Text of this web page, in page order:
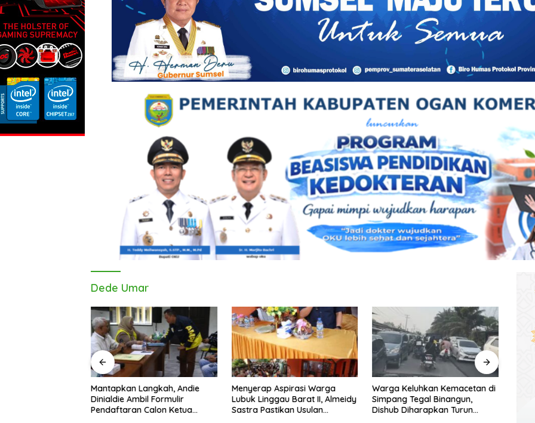
Dede Umar
Mantapkan Langkah, Andie
Dinialdie Ambil Formulir
Pendaftaran Calon Ketua
Menyerap Aspirasi Warga
Lubuk Linggau Barat II, Almeidy
Sastra Pastikan Usulan
Warga Keluhkan Kemacetan di
Simpang Tegal Binangun,
Dishub Diharapkan Turun